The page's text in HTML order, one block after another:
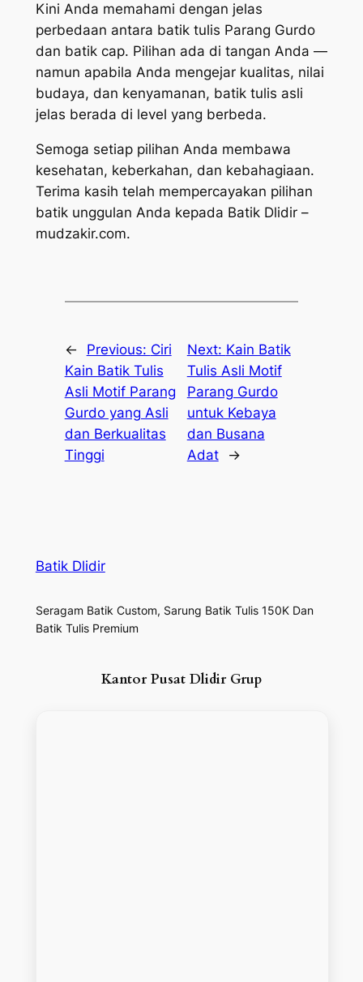
Kini Anda memahami dengan jelas
perbedaan antara batik tulis Parang Gurdo
dan batik cap. Pilihan ada di tangan Anda —
namun apabila Anda mengejar kualitas, nilai
budaya, dan kenyamanan, batik tulis asli
jelas berada di level yang berbeda.
Semoga setiap pilihan Anda membawa
kesehatan, keberkahan, dan kebahagiaan.
Terima kasih telah mempercayakan pilihan
batik unggulan Anda kepada Batik Dlidir –
mudzakir.com.
← Previous: Ciri
Kain Batik Tulis
Asli Motif Parang
Gurdo yang Asli
dan Berkualitas
Tinggi
Next: Kain Batik
Tulis Asli Motif
Parang Gurdo
untuk Kebaya
dan Busana
Adat
→
Batik Dlidir
Seragam Batik Custom, Sarung Batik Tulis 150K Dan
Batik Tulis Premium
Kantor Pusat Dlidir Grup